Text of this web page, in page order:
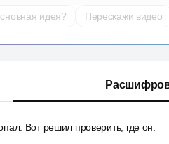
идея? Перескажи видео
Вот решил проверить, где он.